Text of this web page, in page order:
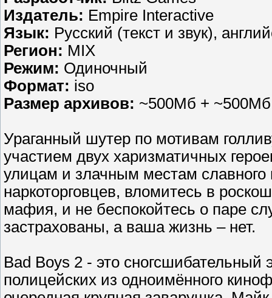
Издатель: Empire Interactive
Язык: Русский (текст и звук),
Регион: MIX
Режим: Одиночный
Формат: iso
Размер архивов: ~500Мб +
Ураганный шутер по мотивам
участием двух харизматичных
улицам и злачным местам славного
наркоторговцев, вломитесь в
мафия, и не беспокойтесь о паре
застрахованы, а ваша жизнь – нет.
Bad Boys 2 - это сногсшибательный
полицейских из одноимённого